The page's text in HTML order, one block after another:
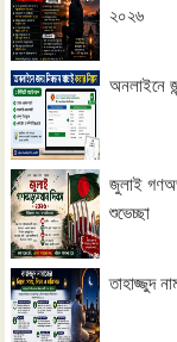
২০২৬
অনলাইনে
জুলাই
শুভেচ্ছা
তাহাজ্জুদ